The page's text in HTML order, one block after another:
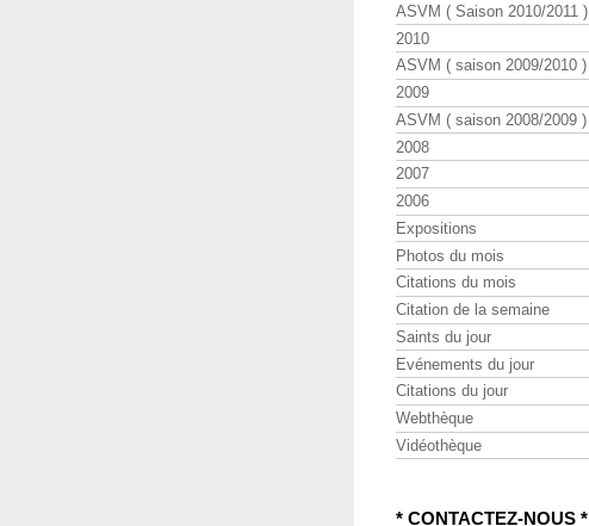
ASVM ( Saison 2010/2011 )
2010
ASVM ( saison 2009/2010 )
2009
ASVM ( saison 2008/2009 )
2008
2007
2006
Expositions
Photos du mois
Citations du mois
Citation de la semaine
Saints du jour
Evénements du jour
Citations du jour
Webthèque
Vidéothèque
* CONTACTEZ-NOUS *